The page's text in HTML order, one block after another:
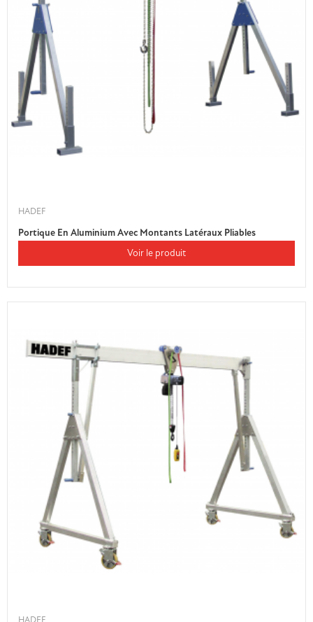
HADEF
Portique En Aluminium Avec Montants Latéraux Pliables
Voir le produit